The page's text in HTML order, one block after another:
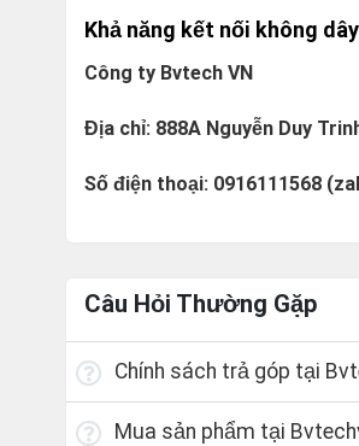
Khả năng kết nối không dây
Công ty Bvtech VN
Địa chỉ: 888A Nguyễn Duy
Số điện thoại: 0916111568
Câu Hỏi Thường Gặp
Chính sách trả góp tại
Mua sản phẩm tại